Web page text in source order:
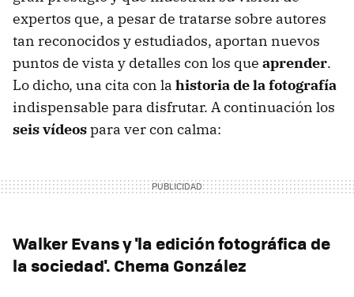
expertos que, a pesar de tratarse sobre autores
tan reconocidos y estudiados, aportan nuevos
puntos de vista y detalles con los que aprender.
Lo dicho, una cita con la historia de la fotografía
indispensable para disfrutar. A continuación los
seis vídeospara ver con calma:
Walker Evans y 'la edición fotográfica de
la sociedad'. Chema González